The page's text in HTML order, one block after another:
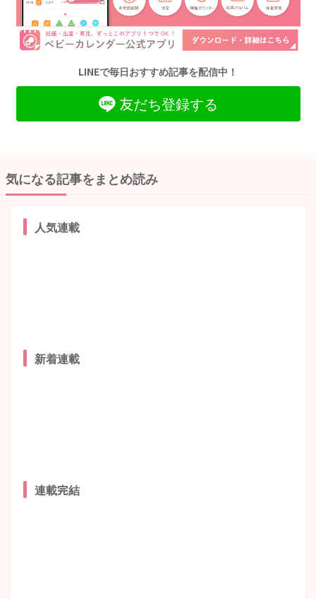
LINEで毎日おすすめ記事を配信中！
友だち登録する
気になる記事をまとめ読み
人気連載
新着連載
連載完結